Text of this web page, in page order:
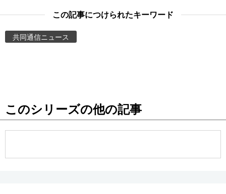
東京
この記事につけられたキーワード
共同通信ニュース
このシリーズの他の記事